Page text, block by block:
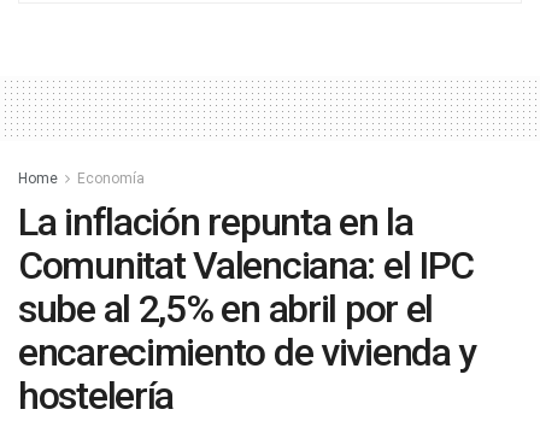
Home Economía
La inflación repunta en la
Comunitat Valenciana: el IPC
sube al 2,5% en abril por el
encarecimiento de vivienda y
hostelería